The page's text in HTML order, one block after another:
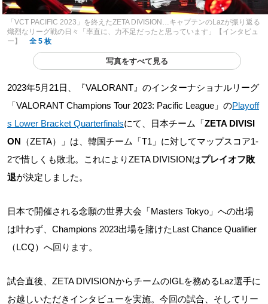
「VCT PACIFIC 2023」を終えたZETA DIVISION…キャプテンのLazが振り返る
熾烈なリーグ戦の日々「率直に、力不足だったと思っています」【インタビュ
ー】
全 5 枚
写真をすべて見る
2023年5月21日、『VALORANT』のインターナショナルリーグ
「VALORANT Champions Tour 2023: Pacific League」のPlayoff
s Lower Bracket Quarterfinalsにて、日本チーム「ZETA DIVISI
ON （ZETA）」は、韓国チーム「T1」に対してマップスコア1-
2で惜しくも敗北。これによりZETA DIVISIONはプレイオフ敗
退が決定しました。
日本で開催される念願の世界大会「Masters Tokyo」への出場
は叶わず、Champions 2023出場を賭けたLast Chance Qualifier
（LCQ）へ回ります。
試合直後、ZETA DIVISIONからチームのIGLを務めるLaz選手に
お越しいただきインタビューを実施。今回の試合、そしてリー